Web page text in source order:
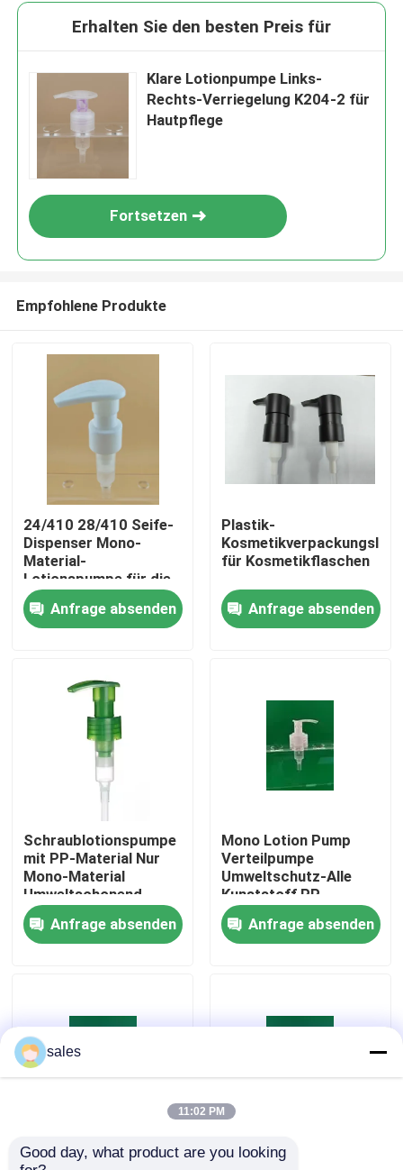
Produkte
Werksbesichtigung
Qualitätskontrolle
Kontakt mit uns
Rechtssachen
Parfüm-Pumpen-Sprüher
Triggerpumpensprüher
Erhalten Sie den besten Preis für
Klare Lotionpumpe Links-
Rechts-Verriegelung K204-2 für
Hautpflege
Fortsetzen
Empfohlene Produkte
24/410 28/410 Seife-
Dispenser Mono-
Material-
Lotionspumpe für die
Körperpflege
Anfrage absenden
Plastik-
für Kosmetikflaschen
Anfrage absenden
Schraublotionspumpe
mit PP-Material Nur
Mono-Material
Umweltschonend
Anfrage absenden
Mono Lotion Pump
Verteilpumpe
Umweltschutz-Alle
Kunststoff PP
Frühling Flasche
Verteilpumpe
Anfrage absenden
24/410 28/410
Umweltfreundliche
sales
11:02 PM
Good day, what product are you looking